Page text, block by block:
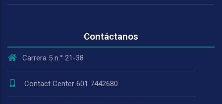
Contáctanos
Carrera 5 n.° 21-38
Contact Center 601 7442680